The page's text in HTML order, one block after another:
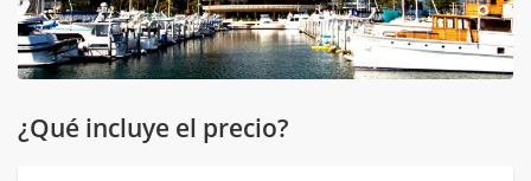
¿Qué incluye el precio?